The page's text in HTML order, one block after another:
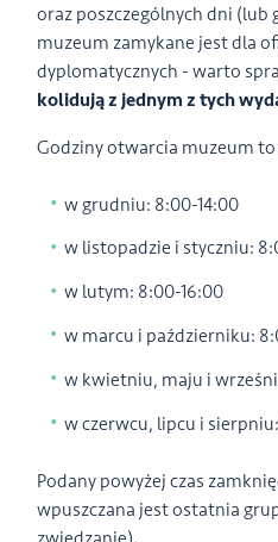
oraz poszczególnych dni (lub
muzeum zamykane jest dla
dyplomatycznych - warto
kolidują z jednym z tych
Godziny otwarcia muzeum
w grudniu: 8:00-14:00
w listopadzie i styczniu:
w lutym: 8:00-16:00
w marcu i październiku:
w kwietniu, maju i
w czerwcu, lipcu i
Podany powyżej czas
wpuszczana jest ostatnia